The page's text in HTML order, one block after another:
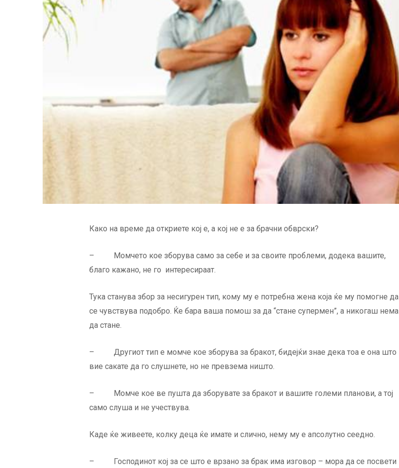
Како на време да откриете кој е, а кој не е за брачни обврски?
– Момчето кое зборува само за себе и за своите проблеми, додека вашите,
благо кажано, не го интересираат.
Тука станува збор за несигурен тип, кому му е потребна жена која ќе му помогне да
се чувствува подобро. Ќе бара ваша помош за да “стане супермен”, а никогаш нема
да стане.
– Другиот тип е момче кое зборува за бракот, бидејќи знае дека тоа е она што
вие сакате да го слушнете, но не превзема ништо.
– Момче кое ве пушта да зборувате за бракот и вашите големи планови, а тој
само слуша и не учествува.
Каде ќе живеете, колку деца ќе имате и слично, нему му е апсолутно сеедно.
– Господинот кој за се што е врзано за брак има изговор – мора да се посвети